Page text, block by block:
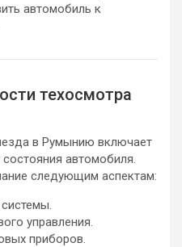
автомобиль к
техосмотра
в Румынию включает
автомобиля.
следующим аспектам:
управления.
приборов.